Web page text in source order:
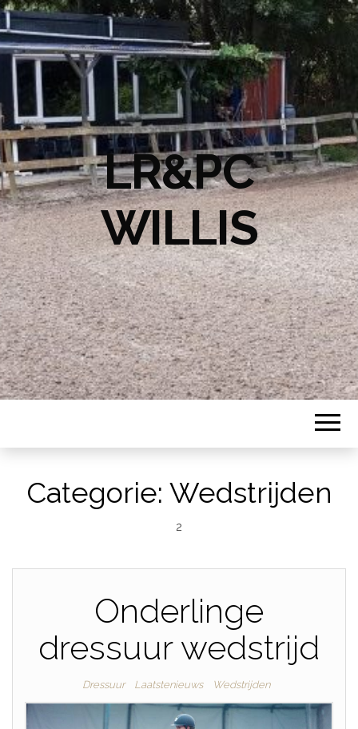
LR&PC
WILLIS
Categorie: Wedstrijden
2
Onderlinge
dressuur wedstrijd
Dressuur Laatstenieuws Wedstrijden